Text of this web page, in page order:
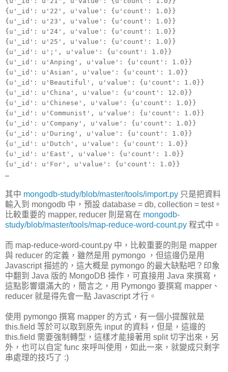
{u'_id': u'22', u'value': {u'count': 1.0}}
{u'_id': u'23', u'value': {u'count': 1.0}}
{u'_id': u'24', u'value': {u'count': 1.0}}
{u'_id': u'25', u'value': {u'count': 1.0}}
{u'_id': u';', u'value': {u'count': 1.0}}
{u'_id': u'Anping', u'value': {u'count': 1.0}}
{u'_id': u'Asian', u'value': {u'count': 1.0}}
{u'_id': u'Beautiful', u'value': {u'count': 1.0}}
{u'_id': u'China', u'value': {u'count': 12.0}}
{u'_id': u'Chinese', u'value': {u'count': 1.0}}
{u'_id': u'Communist', u'value': {u'count': 1.0}}
{u'_id': u'Company', u'value': {u'count': 1.0}}
{u'_id': u'During', u'value': {u'count': 1.0}}
{u'_id': u'Dutch', u'value': {u'count': 1.0}}
{u'_id': u'East', u'value': {u'count': 1.0}}
{u'_id': u'For', u'value': {u'count': 1.0}}
…
其中 mongodb-study/blob/master/tools/import.py 只是把資料
輸入到 mongodb 中，預設 database = db, collection = test。
比較重要的 mapper, reducer 則是寫在 mongodb-
study/blob/master/tools/map-reduce-word-count.py 程式中。
而 map-reduce-word-count.py 中，比較重要的則是 mapper
與 reducer 的定義，雖然是用 pymongo ，但這邊仍是用
Javascript 描述的，這大概是 pymongo 的最大缺點吧？印象
中翻到 Java 版的 MongoDB 操作，可直接用 Java 來撰寫，
這點影響還滿大的，簡言之，用 Pymongo 要撰寫 mapper、
reducer 就是得先會一點 Javascript 才行。
使用 pymongo 撰寫 mapper 的方式，有一個小提醒就是
this.field 等於可以取到原先 input 的資料，但是，這邊的
this.field 需要強制轉型，這樣才能接著用 split 切字出來，另
外，也可以自定 func 來呼叫使用，如此一來，就變成只剩字
串處理的技巧了 :)